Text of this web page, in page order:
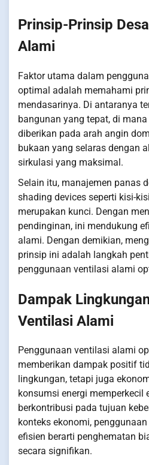
Prinsip-Prinsip
Alami
Faktor utama dalam
optimal adalah memahami
mendasarinya. Di antaranya
bangunan yang tepat, di
diberikan pada arah angin
bukaan yang selaras dengan
sirkulasi yang maksimal.
Selain itu, manajemen panas
shading devices seperti kisi-
merupakan kunci. Dengan
pendinginan, ini mendukung
alami. Dengan demikian,
prinsip ini adalah langkah
penggunaan ventilasi alami
Dampak
Ventilasi Alami
Penggunaan ventilasi alami
memberikan dampak positif
lingkungan, tetapi juga
konsumsi energi memperkecil
berkontribusi pada tujuan
konteks ekonomi,
efisien berarti penghematan
secara signifikan.